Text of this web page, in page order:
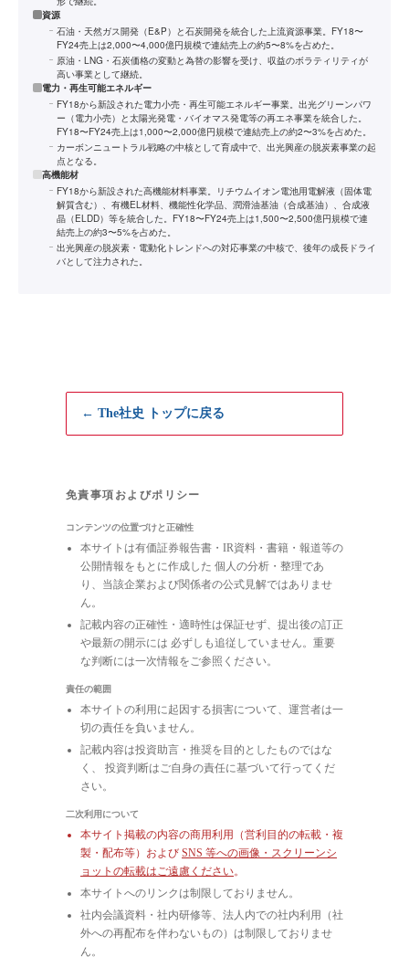
資源
石油・天然ガス開発（E&P）と石炭開発を統合した上流資源事業。FY18〜
FY24売上は2,000〜4,000億円規模で連結売上の約5〜8%を占めた。
原油・LNG・石炭価格の変動と為替の影響を受け、収益のボラティリティが
高い事業として継続。
電力・再生可能エネルギー
FY18から新設された電力小売・再生可能エネルギー事業。出光グリーンパワ
ー（電力小売）と太陽光発電・バイオマス発電等の再エネ事業を統合した。
FY18〜FY24売上は1,000〜2,000億円規模で連結売上の約2〜3%を占めた。
カーボンニュートラル戦略の中核として育成中で、出光興産の脱炭素事業の起
点となる。
高機能材
FY18から新設された高機能材料事業。リチウムイオン電池用電解液（固体電
解質含む）、有機EL材料、機能性化学品、潤滑油基油（合成基油）、合成液
晶（ELDD）等を統合した。FY18〜FY24売上は1,500〜2,500億円規模で連
結売上の約3〜5%を占めた。
出光興産の脱炭素・電動化トレンドへの対応事業の中核で、後年の成長ドライ
バとして注力された。
← The社史 トップに戻る
免責事項およびポリシー
コンテンツの位置づけと正確性
本サイトは有価証券報告書・IR資料・書籍・報道等の
公開情報をもとに作成した 個人の分析・整理であ
り、当該企業および関係者の公式見解ではありませ
ん。
記載内容の正確性・適時性は保証せず、提出後の訂正
や最新の開示には 必ずしも追従していません。重要
な判断には一次情報をご参照ください。
責任の範囲
本サイトの利用に起因する損害について、運営者は一
切の責任を負いません。
記載内容は投資助言・推奨を目的としたものではな
く、 投資判断はご自身の責任に基づいて行ってくだ
さい。
二次利用について
本サイト掲載の内容の商用利用（営利目的の転載・複
製・配布等）および SNS 等への画像・スクリーンシ
ョットの転載はご遠慮ください。
本サイトへのリンクは制限しておりません。
社内会議資料・社内研修等、法人内での社内利用（社
外への再配布を伴わないもの）は制限しておりませ
ん。